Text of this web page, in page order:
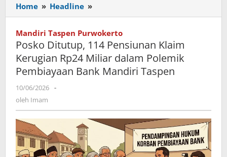
Home » Headline »
Ditutup,
114
Pensiunan
Klaim
Kerugian
Rp24
Pembiayaan
Bank
Mandiri
Taspen
Mandiri Taspen Purwokerto
Posko Ditutup, 114 Pensiunan Klaim
Kerugian Rp24 Miliar dalam Polemik
Pembiayaan Bank Mandiri Taspen
10/06/2026 oleh
-
oleh Imam